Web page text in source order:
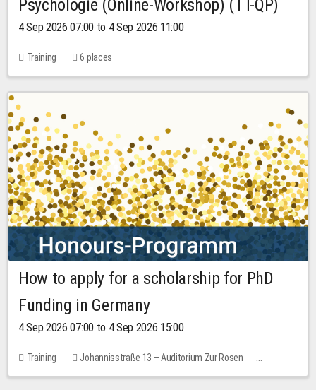
Psychologie (Online-Workshop) (TT-QP)
4 Sep 2026 07:00 to 4 Sep 2026 11:00
Training 6 places
How to apply for a scholarship for PhD
Funding in Germany
4 Sep 2026 07:00 to 4 Sep 2026 15:00
Training
Johannisstraße 13 – Auditorium Zur Rosen
No free places